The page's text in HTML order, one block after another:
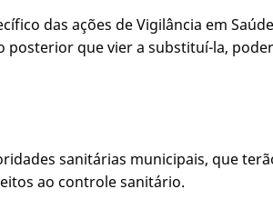
das ações de Vigilância em
posterior que vier a substituí-la,
sanitárias municipais, que
ao controle sanitário.